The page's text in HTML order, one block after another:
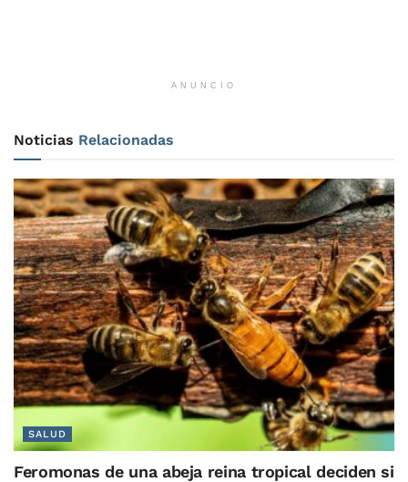
ANUNCIO
Noticias Relacionadas
SALUD
Feromonas de una abeja reina tropical deciden si